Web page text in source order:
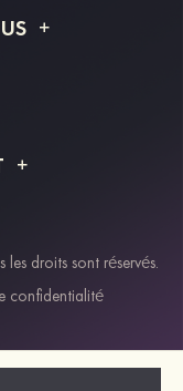
droits sont réservés.
confidentialité